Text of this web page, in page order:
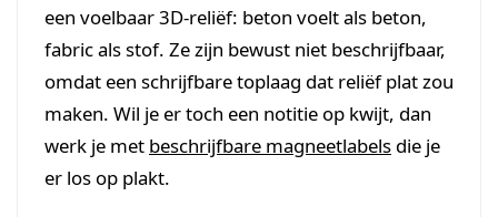
een voelbaar 3D-reliëf: beton voelt als beton,
fabric als stof. Ze zijn bewust niet beschrijfbaar,
omdat een schrijfbare toplaag dat reliëf plat zou
maken. Wil je er toch een notitie op kwijt, dan
werk je met beschrijfbare magneetlabels die je
er los op plakt.